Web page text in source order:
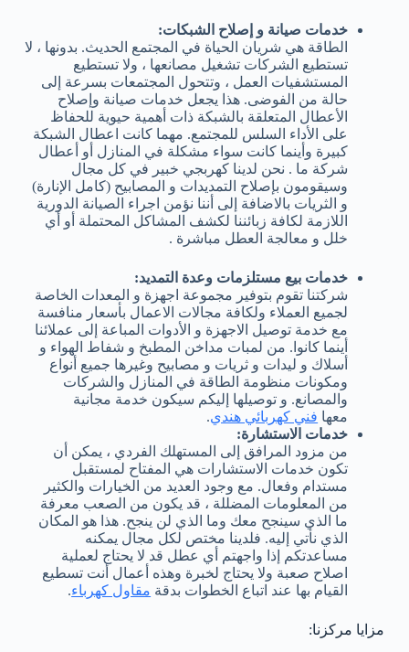
خدمات صيانة و إصلاح الشبكات:
الطاقة هي شريان الحياة في المجتمع الحديث. بدونها ، لا
تستطيع الشركات تشغيل مصانعها ، ولا تستطيع
المستشفيات العمل ، وتتحول المجتمعات بسرعة إلى
حالة من الفوضى. هذا يجعل خدمات صيانة وإصلاح
الأعطال المتعلقة بالشبكة ذات أهمية حيوية للحفاظ
على الأداء السلس للمجتمع. مهما كانت اعطال الشبكة
كبيرة وأينما كانت سواء مشكلة في المنازل أو أعطال
شركة ما . نحن لدينا كهربجي خبير في كل مجال
وسيقومون بإصلاح التمديدات و المصابيح (كامل الإنارة)
و الثريات بالاضافة إلى أننا نؤمن اجراء الصيانة الدورية
اللازمة لكافة زبائننا لكشف المشاكل المحتملة أو أي
خلل و معالجة العطل مباشرة .
خدمات بيع مستلزمات وعدة التمديد:
شركتنا تقوم بتوفير مجموعة اجهزة و المعدات الخاصة
لجميع العملاء ولكافة مجالات الاعمال بأسعار منافسة
مع خدمة توصيل الاجهزة و الأدوات المباعة إلى عملائنا
أينما كانوا. من لمبات مداخن المطبخ و شفاط الهواء و
أسلاك و ليدات و ثريات و مصابيح وغيرها جميع أنواع
ومكونات منظومة الطاقة في المنازل والشركات
والمصانع. و توصيلها إليكم سيكون خدمة مجانية
معها فني كهربائي هندي.
خدمات الاستشارة:
من مزود المرافق إلى المستهلك الفردي ، يمكن أن
تكون خدمات الاستشارات هي المفتاح لمستقبل
مستدام وفعال. مع وجود العديد من الخيارات والكثير
من المعلومات المضللة ، قد يكون من الصعب معرفة
ما الذي سينجح معك وما الذي لن ينجح. هذا هو المكان
الذي نأتي إليه. فلدينا مختص لكل مجال يمكنه
مساعدتكم إذا واجهتم أي عطل قد لا يحتاج لعملية
اصلاح صعبة ولا يحتاج لخبرة وهذه أعمال أنت تسطيع
القيام بها عند اتباع الخطوات بدقة مقاول كهرباء.
مزايا مركزنا: